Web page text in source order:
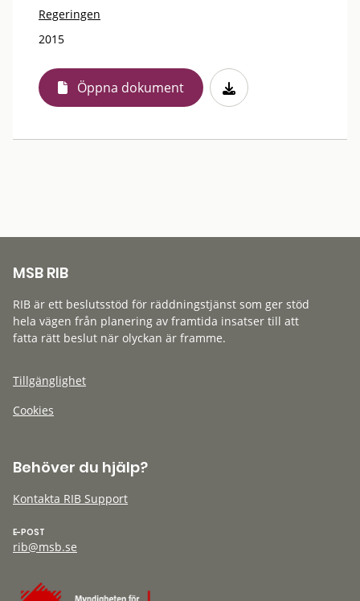
Regeringen
2015
Öppna dokument
MSB RIB
RIB är ett beslutsstöd för räddningstjänst som ger stöd
hela vägen från planering av framtida insatser till att
fatta rätt beslut när olyckan är framme.
Tillgänglighet
Cookies
Behöver du hjälp?
Kontakta RIB Support
E-POST
rib@msb.se